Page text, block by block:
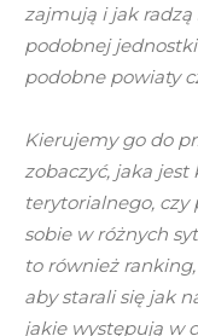
zajmują i jak radzą
podobnej
podobne powiaty
Kierujemy go do
zobaczyć, jaka
terytorialnego, czy
sobie w różnych
to również
aby starali się jak
jakie występują w